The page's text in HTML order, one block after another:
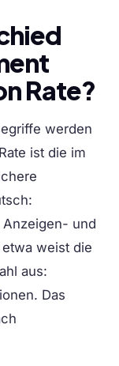
Rate?
werden
ist die im
und
weist die
aus:
Das